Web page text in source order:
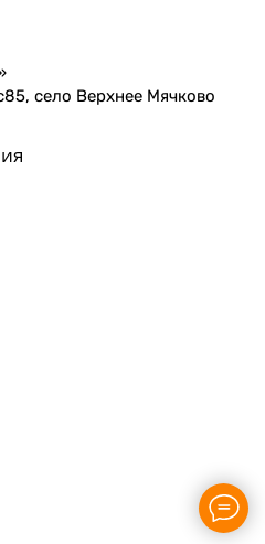
село Верхнее Мячково